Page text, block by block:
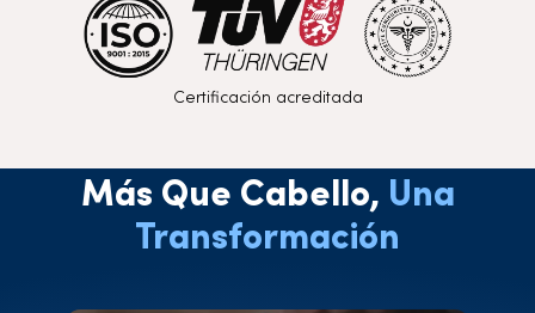
Certificación acreditada
Más Que Cabello, Una
Transformación